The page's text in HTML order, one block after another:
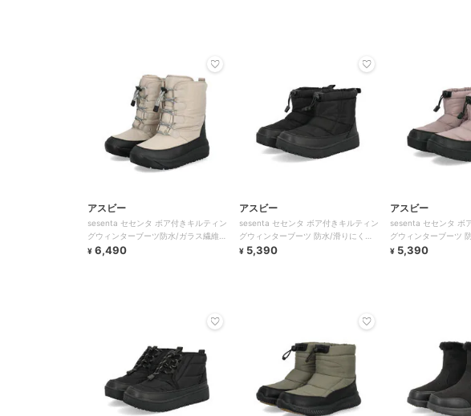
アスビー
sesenta セセンタ ボア付きキルティン
グウィンターブーツ防水/ガラス繊維配
合ソール/幅広/防寒
¥ 6,490
アスビー
sesenta セセンタ ボア付きキルティン
グウィンターブーツ 防水/滑りにくい/
幅広/防寒
¥ 5,390
アスビー
sesenta セセンタ ボア付きキルティン
グウィンターブーツ
幅広/防寒
¥ 5,390